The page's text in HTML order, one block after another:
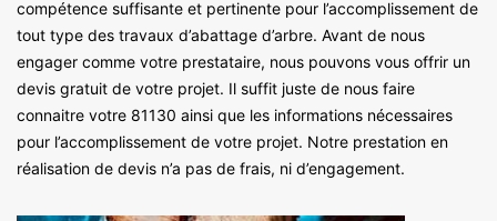
compétence suffisante et pertinente pour l’accomplissement de
tout type des travaux d’abattage d’arbre. Avant de nous
engager comme votre prestataire, nous pouvons vous offrir un
devis gratuit de votre projet. Il suffit juste de nous faire
connaitre votre 81130 ainsi que les informations nécessaires
pour l’accomplissement de votre projet. Notre prestation en
réalisation de devis n’a pas de frais, ni d’engagement.